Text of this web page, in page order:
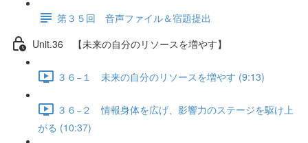
第３５回 音声ファイル＆宿題提出
Unit.36 【未来の自分のリソースを増やす】
３６−１ 未来の自分のリソースを増やす (9:13)
３６−２ 情報身体を広げ、影響力のステージを駆け上
がる (10:37)